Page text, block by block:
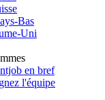
Bas
Uni
en bref
l'équipe